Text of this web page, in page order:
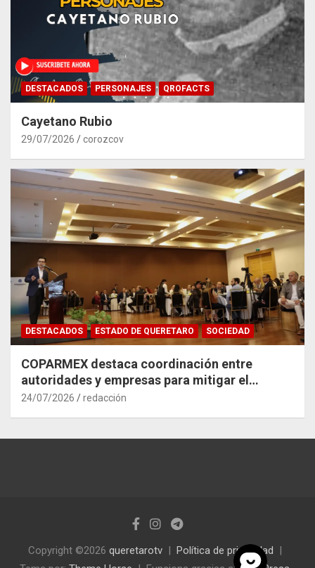
DESTACADOS PERSONAJES QROFACTS
Cayetano Rubio
29/07/2026 corozcov
DESTACADOS ESTADO DE QUERETARO SOCIEDAD
COPARMEX destaca coordinación entre
autoridades y empresas para mitigar el
impacto del Tren México–Querétaro
24/07/2026 redacción
Copyright ©2026 queretarotv
Política de privacidad